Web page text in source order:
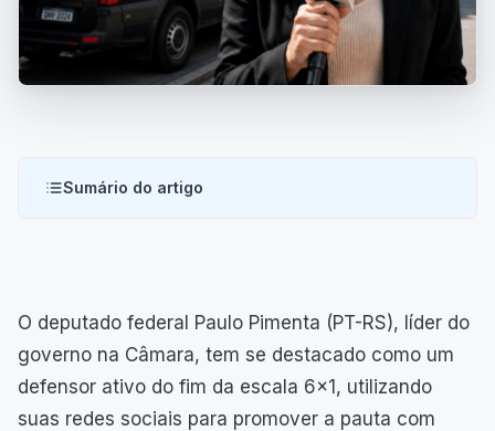
Sumário do artigo
O deputado federal Paulo Pimenta (PT-RS), líder do
governo na Câmara, tem se destacado como um
defensor ativo do fim da escala 6x1, utilizando
suas redes sociais para promover a pauta com